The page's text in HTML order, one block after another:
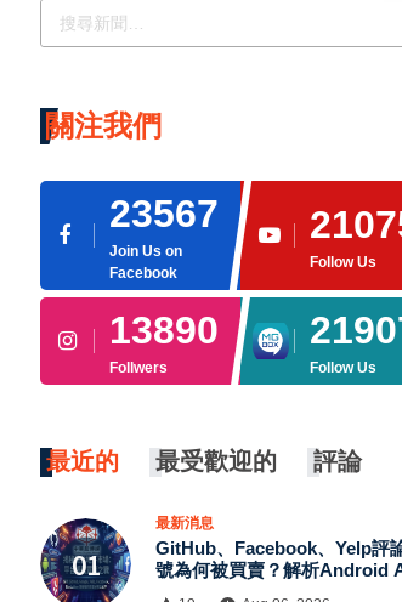
關注我們
23567
Join Us on
Facebook
Follow Us
13890
Follwers Follow Us
最近的 最受歡迎的 評論
最新消息
GitHub、Facebook、Yelp評
號為何被買賣？解析Android